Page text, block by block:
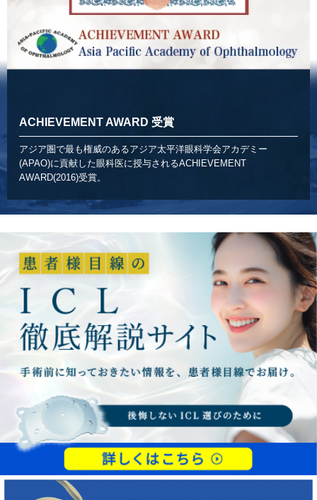
ACHIEVEMENT AWARD 受賞
アジア圏で最も権威のあるアジア太平洋眼科学会アカデミー
(APAO)に貢献した眼科医に授与されるACHIEVEMENT
AWARD(2016)受賞。